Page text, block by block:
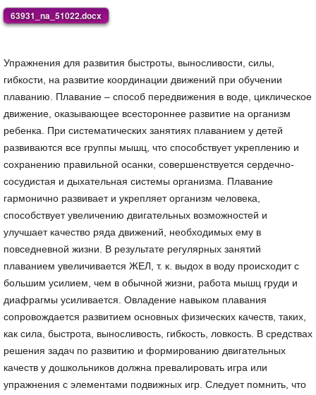
63931_na_51022.docx
Упражнения для развития быстроты, выносливости, силы,
гибкости, на развитие координации движений при обучении
плаванию. Плавание – способ передвижения в воде, циклическое
движение, оказывающее всестороннее развитие на организм
ребенка. При систематических занятиях плаванием у детей
развиваются все группы мышц, что способствует укреплению и
сохранению правильной осанки, совершенствуется сердечно-
сосудистая и дыхательная системы организма. Плавание
гармонично развивает и укрепляет организм человека,
способствует увеличению двигательных возможностей и
улучшает качество ряда движений, необходимых ему в
повседневной жизни. В результате регулярных занятий
плаванием увеличивается ЖЕЛ, т. к. выдох в воду происходит с
большим усилием, чем в обычной жизни, работа мышц груди и
диафрагмы усиливается. Овладение навыком плавания
сопровождается развитием основных физических качеств, таких,
как сила, быстрота, выносливость, гибкость, ловкость. В средствах
решения задач по развитию и формированию двигательных
качеств у дошкольников должна превалировать игра или
упражнения с элементами подвижных игр. Следует помнить, что